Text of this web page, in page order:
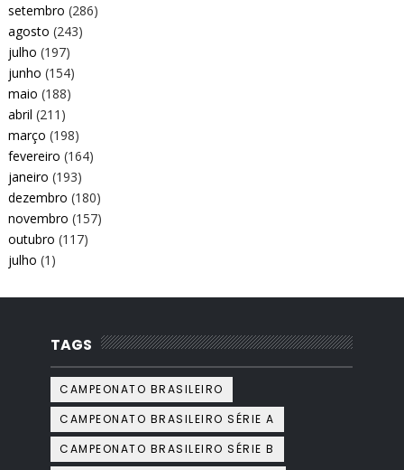
setembro (286)
agosto (243)
julho (197)
junho (154)
maio (188)
abril (211)
março (198)
fevereiro (164)
janeiro (193)
dezembro (180)
novembro (157)
outubro (117)
julho (1)
TAGS
CAMPEONATO BRASILEIRO
CAMPEONATO BRASILEIRO SÉRIE A
CAMPEONATO BRASILEIRO SÉRIE B